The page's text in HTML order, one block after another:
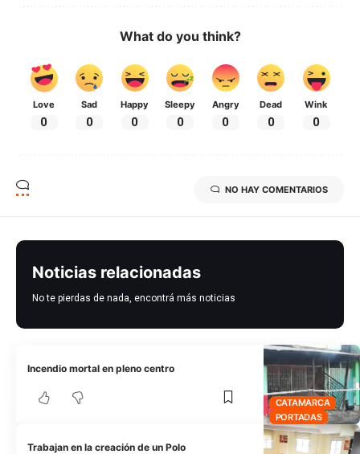
What do you think?
Love
0
Sad
0
Happy
0
Sleepy
0
Angry
0
Dead
0
Wink
0
NO HAY COMENTARIOS
Noticias relacionadas
No te pierdas de nada, encontrá más noticias
CATAMARCA
PORTADAS
Incendio mortal en pleno centro
Trabajan en la creación de un Polo